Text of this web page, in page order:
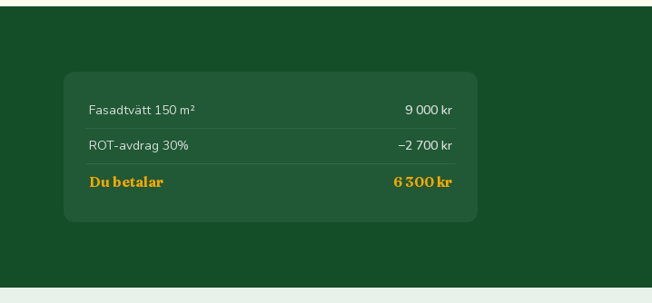
Fasadtvätt 150 m² 9 000 kr
ROT-avdrag 30% −2 700 kr
Du betalar 6 300 kr